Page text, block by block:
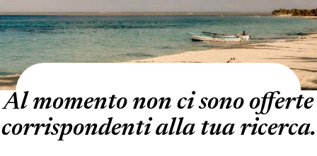
Al momento non ci sono offerte
corrispondenti alla tua ricerca.